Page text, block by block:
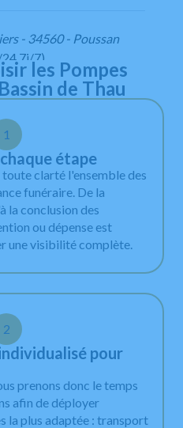
- 34560 - Poussan
7j/7)
: 25-34-0095
vous pouvez
sur la permanence
28 63, 24h/24 - 7j/7 y
fériés.
les Pompes
de Thau
1
étape
clarté l'ensemble des
funéraire. De la
la conclusion des
ou dépense est
une visibilité complète.
2
pour
prenons donc le temps
afin de déployer
la plus adaptée : transport